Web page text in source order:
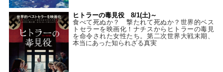
ヒトラーの毒見役 8/1(土)～
食べて死ぬか？ 撃たれて死ぬか？世界的ベス
トセラーを映画化！ナチスからヒトラーの毒見
を命令された女性たち。第二次世界大戦末期、
本当にあった知られざる真実